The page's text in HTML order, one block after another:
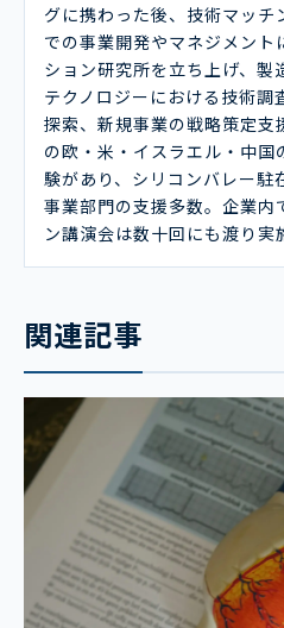
グに携わった後、技術マッ
での事業開発やマネジメント
ション研究所を立ち上げ、製
テクノロジーにおける技術調
探索、新規事業の戦略策定支
の欧・米・イスラエル・中
験があり、シリコンバレー駐
事業部門の支援多数。企業内
ン講演会は数十回にも渡り実
関連記事